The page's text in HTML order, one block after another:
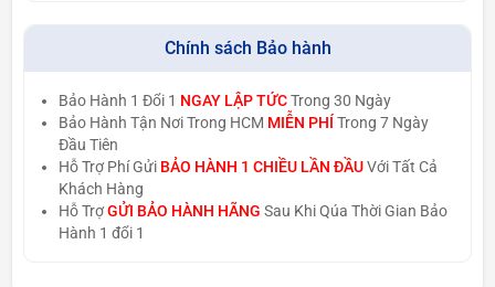
Chính sách Bảo hành
Bảo Hành 1 Đổi 1 NGAY LẬP TỨCTrong 30 Ngày
Bảo Hành Tận Nơi Trong HCM MIỄN PHÍ Trong 7 Ngày
Đầu Tiên
Hỗ Trợ Phí Gửi BẢO HÀNH 1 CHIỀU LẦN ĐẦU Với Tất Cả
Khách Hàng
Hỗ TrợGỬI BẢO HÀNH HÃNG Sau Khi Qúa Thời Gian Bảo
Hành 1 đổi 1